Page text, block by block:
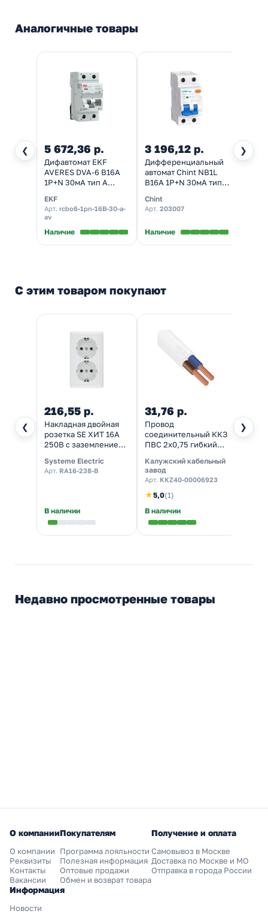
Аналогичные товары
❮ ❯
5 672,36 р.
Дифавтомат EKF
AVERES DVA-6 B16А
1P+N 30мА тип A
электромеханический
6кА
автомат, АВДТ)
EKF
Арт. rcbo6-1pn-16B-30-a-
av
Наличие
3 196,12 р.
Дифференциальный
автомат Chint NB1L
B16А 1P+N 30мА тип A
электромеханический
6кА 2м (дифавтомат,
Chint
Арт. 203007
Наличие
2
С этим товаром покупают
❮ ❯
216,55 р.
Накладная двойная
розетка SE ХИТ 16А
250В с заземлением
Systeme Electric
Арт. RA16-238-B
В наличии
31,76 р.
Провод
соединительный ККЗ
ПВС 2х0,75 гибкий
Калужский кабельный
завод
Арт. KKZ40-00006923
★5,0(1)
В наличии
ККЗ
Недавно просмотренные товары
О компании
О компании
Реквизиты
Контакты
Вакансии
Покупателям
Программа лояльности
Полезная информация
Оптовые продажи
Обмен и возврат товара
Получение и оплата
Самовывоз в Москве
Доставка по Москве и МО
Отправка в города России
Информация
Новости